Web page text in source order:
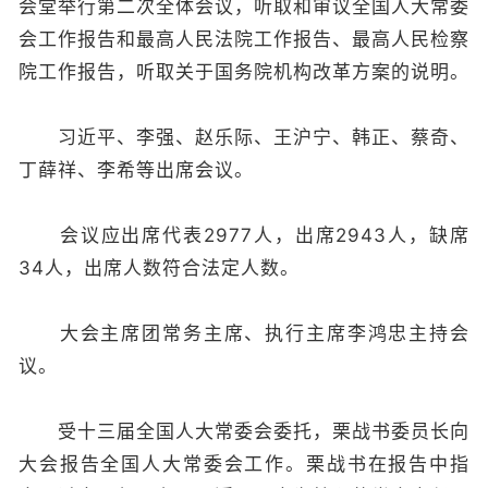
会堂举行第二次全体会议，听取和审议全国人大常委
会工作报告和最高人民法院工作报告、最高人民检察
院工作报告，听取关于国务院机构改革方案的说明。
习近平、李强、赵乐际、王沪宁、韩正、蔡奇、
丁薛祥、李希等出席会议。
会议应出席代表2977人，出席2943人，缺席
34人，出席人数符合法定人数。
大会主席团常务主席、执行主席李鸿忠主持会
议。
受十三届全国人大常委会委托，栗战书委员长向
大会报告全国人大常委会工作。栗战书在报告中指